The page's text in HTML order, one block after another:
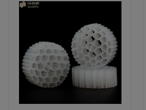
プロダクト
私達について
工場旅行